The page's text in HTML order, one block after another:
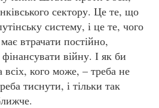
сектору. Це те, що
систему, і це те, чого
втрачати постійно,
війну. І як би
кого може, – треба не
тиснути, і тільки так